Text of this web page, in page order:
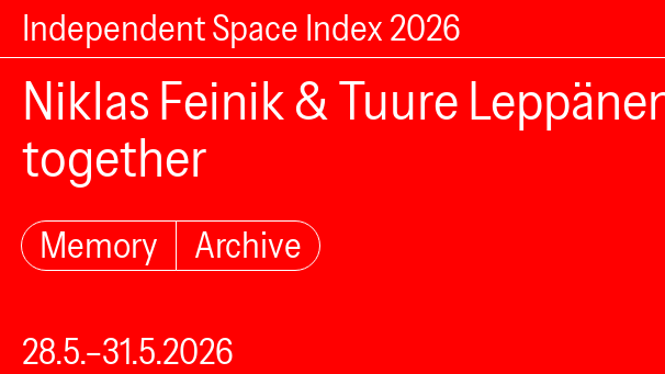
Independent Space Index 2026
Niklas Feinik & Tuure
together
Memory Archive
28.5.–31.5.2026